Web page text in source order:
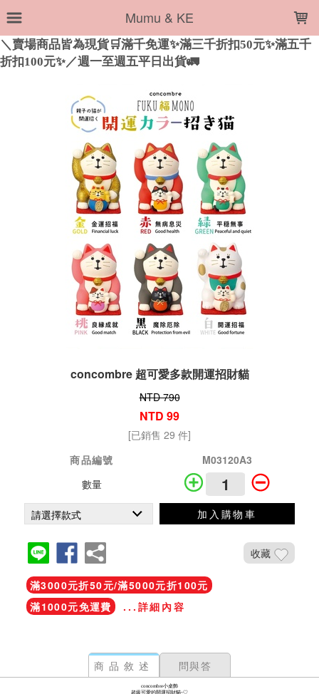
Mumu & KE
concombre 超可愛多款開運招財貓
NTD 790
NTD 99
[已銷售 29 件]
商品編號
M03120A3
數量
加入購物車
收藏
滿3000元折50元/滿5000元折100元
滿1000元免運費
...詳細內容
商品敘述 問與答